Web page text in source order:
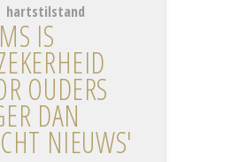
hartstilstand
IS
OUDERS
DAN
NIEUWS'